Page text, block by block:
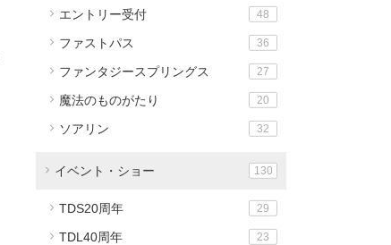
エントリー受付 48
ファストパス 36
ファンタジースプリングス 27
魔法のものがたり 20
ソアリン 32
イベント・ショー 130
TDS20周年 29
TDL40周年 23